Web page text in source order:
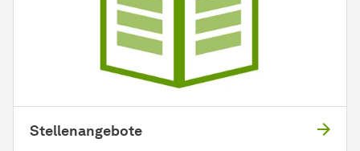
Stellenangebote